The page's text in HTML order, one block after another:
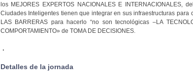
los MEJORES EXPERTOS NACIONALES E INTERNACIONALES,
Ciudades Inteligentes tienen que integrar en sus infraestructuras para
LAS BARRERAS para hacerlo “no son tecnológicas –LA
COMPORTAMIENTO» de TOMA DE DECISIONES.
.
Detalles de la jornada